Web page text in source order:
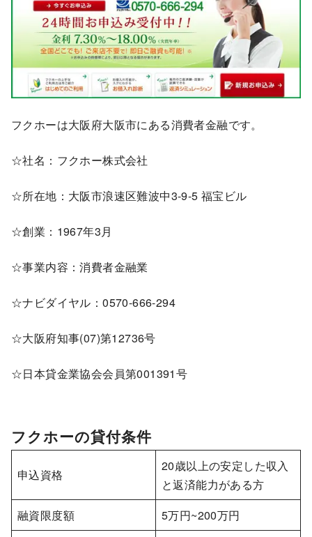
フクホーは大阪府大阪市にある消費者金融です。
☆社名：フクホー株式会社
☆所在地：大阪市浪速区難波中3-9-5 福宝ビル
☆創業：1967年3月
☆事業内容：消費者金融業
☆ナビダイヤル：0570-666-294
☆大阪府知事(07)第12736号
☆日本貸金業協会会員第001391号
フクホーの貸付条件
申込資格
20歳以上の安定した収入
と返済能力がある方
融資限度額
5万円~200万円